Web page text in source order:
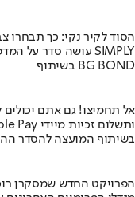
הסוד לקיר נקי: כך תבחרו
מומחה BG BOND עושה סדר על המדפים ומציג את מותג הצבע SIMPLY
בשיתוף BG BOND
אל תחמיצו! גם אתם יכולים
יחסי הימור משופרים, הפקדות ב-Apple Pay ותשלום זכיות מיידי
בשיתוף המועצה להסדר
הפרויקט החדש שמסקרן